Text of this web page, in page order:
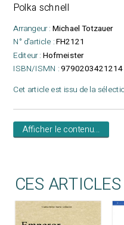
Polka schnell
Arrangeur : Michael Totzauer
N° d'article :FH2121
Editeur : Hofmeister
ISBN/ISMN :9790203421214
Cet article est issu de la
Afficher le contenu...
CES